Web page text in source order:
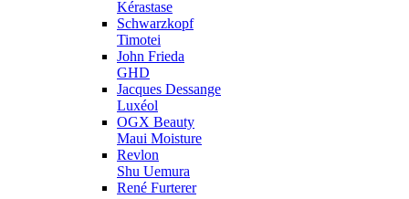
Kérastase
Schwarzkopf
Timotei
John Frieda
GHD
Jacques Dessange
Luxéol
OGX Beauty
Maui Moisture
Revlon
Shu Uemura
René Furterer